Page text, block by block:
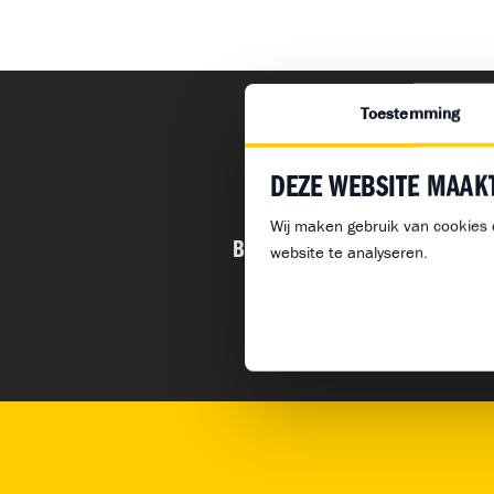
Toestemming
DEZE WEBSITE
Wij maken gebruik van
website te analyseren.
Beleidsplan- Bouwmensen